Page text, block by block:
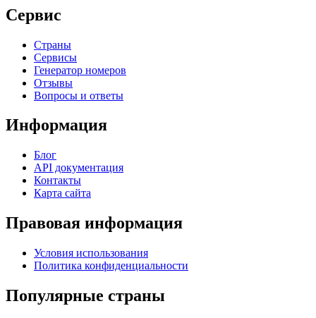
Сервис
Страны
Сервисы
Генератор номеров
Отзывы
Вопросы и ответы
Информация
Блог
API документация
Контакты
Карта сайта
Правовая информация
Условия использования
Политика конфиденциальности
Популярные страны